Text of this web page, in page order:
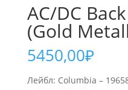
AC/DC
(Gold
5450,00₽
Лейбл: Columbia –